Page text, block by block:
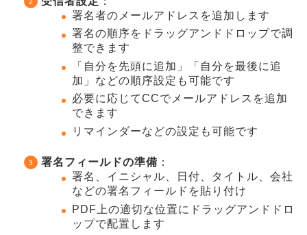
署名者のメールアドレスを追加します
署名の順序をドラッグアンドドロップで調
整できます
「自分を先頭に追加」「自分を最後に追
加」などの順序設定も可能です
必要に応じてCCでメールアドレスを追加
できます
リマインダーなどの設定も可能です
署名フィールドの準備 ：
署名、イニシャル、日付、タイトル、会社
などの署名フィールドを貼り付け
PDF上の適切な位置にドラッグアンドドロ
ップで配置します